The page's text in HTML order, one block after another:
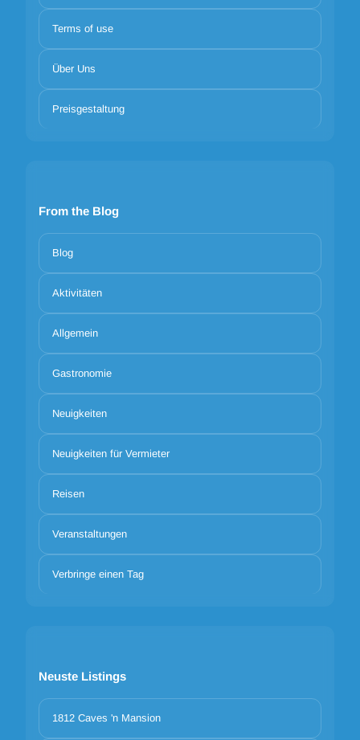
Terms of use
Über Uns
Preisgestaltung
From the Blog
Blog
Aktivitäten
Allgemein
Gastronomie
Neuigkeiten
Neuigkeiten für Vermieter
Reisen
Veranstaltungen
Verbringe einen Tag
Neuste Listings
1812 Caves 'n Mansion